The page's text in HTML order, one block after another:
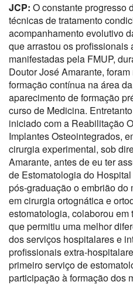
JCP: O constante progresso
técnicas de tratamento
acompanhamento evolutivo
que arrastou os
manifestadas pela FMUP,
Doutor José Amarante,
formação contínua na área
aparecimento de formação
curso de Medicina.
iniciado com a Reabilitação
Implantes Osteointegrados,
cirurgia experimental, sob
Amarante, antes de eu ter
de Estomatologia do
pós-graduação o embrião do
em cirurgia ortognática e
estomatologia, colaborou em
que permitiu uma melhor
dos serviços hospitalares e
profissionais extra-
primeiro serviço de
participação à formação dos